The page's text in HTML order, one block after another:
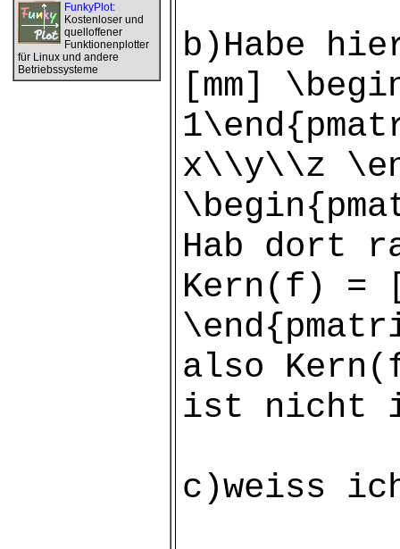
FunkyPlot:
Kostenloser und
quelloffener
Funktionenplotter
für Linux und andere
Betriebssysteme
b)Habe
[mm]
x\\y\\z
Hab dort
Kern(f) =
also
ist nicht
c)weiss